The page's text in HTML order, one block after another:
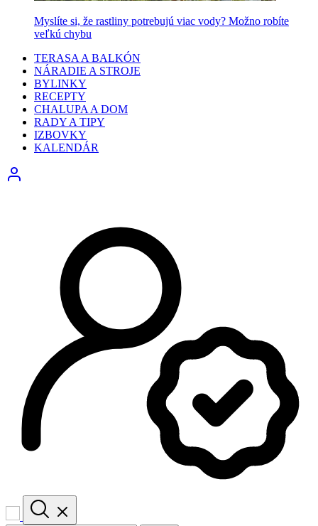
Myslíte si, že rastliny potrebujú viac vody? Možno robíte
veľkú chybu
TERASA A BALKÓN
NÁRADIE A STROJE
BYLINKY
RECEPTY
CHALUPA A DOM
RADY A TIPY
IZBOVKY
KALENDÁR